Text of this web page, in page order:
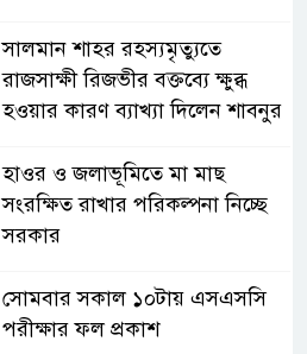
সালমান শাহর রহস্যমৃত্যুতে
রাজসাক্ষী রিজভীর বক্তব্যে ক্ষুব্ধ
হওয়ার কারণ ব্যাখ্যা দিলেন শাবনুর
হাওর ও জলাভূমিতে মা মাছ
সংরক্ষিত রাখার পরিকল্পনা নিচ্ছে
সরকার
সোমবার সকাল ১০টায় এসএসসি
পরীক্ষার ফল প্রকাশ